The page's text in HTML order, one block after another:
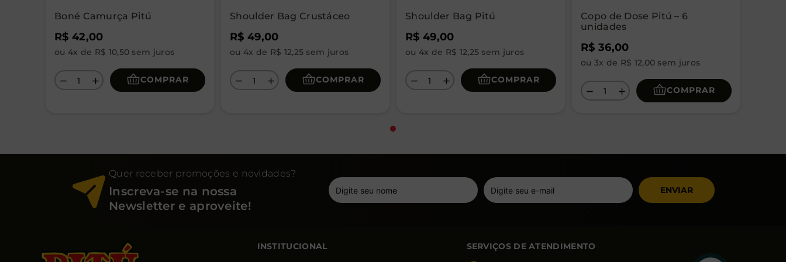
Boné Camurça Pitú
R$ 42,00
ou 4x de R$ 10,50 sem juros
＋
－ COMPRAR
Shoulder Bag Crustáceo
R$ 49,00
ou 4x de R$ 12,25 sem juros
＋
－ COMPRAR
Shoulder Bag Pitú
R$ 49,00
ou 4x de R$ 12,25 sem juros
＋
－ COMPRAR
Copo de Dose Pitú – 6
unidades
R$ 36,00
ou 3x de R$ 12,00 sem juros
＋
－ COMPRAR
Quer receber promoções e novidades?
Inscreva-se na nossa
Newsletter e aproveite!
ENVIAR
INSTITUCIONAL
SERVIÇOS DE ATENDIMENTO